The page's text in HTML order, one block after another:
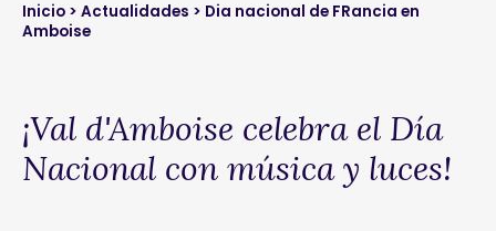
Inicio > Actualidades > Dia nacional de FRancia en
Amboise
¡Val d'Amboise celebra el Día
Nacional con música y luces!